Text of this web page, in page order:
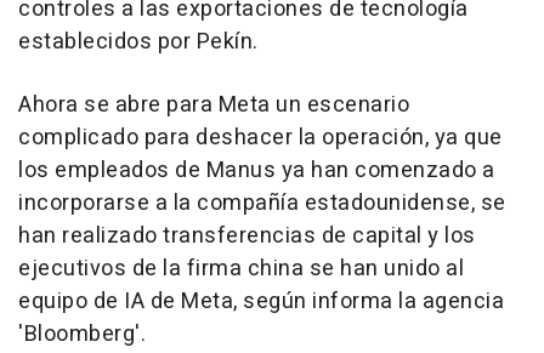
controles a las exportaciones de tecnología
establecidos por Pekín.
Ahora se abre para Meta un escenario
complicado para deshacer la operación, ya que
los empleados de Manus ya han comenzado a
incorporarse a la compañía estadounidense, se
han realizado transferencias de capital y los
ejecutivos de la firma china se han unido al
equipo de IA de Meta, según informa la agencia
'Bloomberg'.